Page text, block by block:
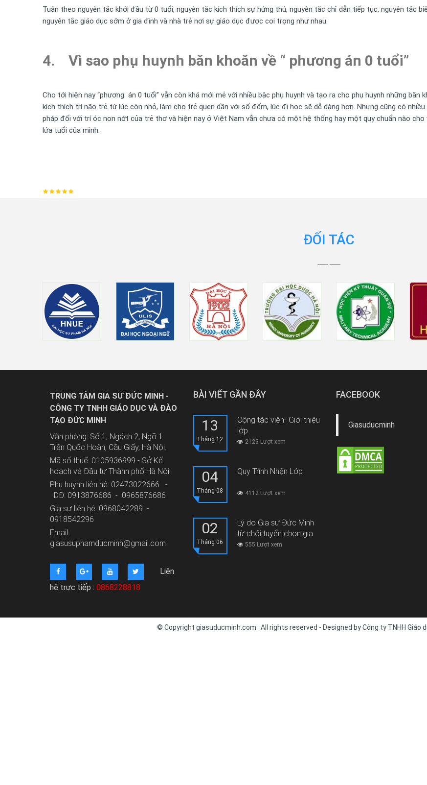
Tuân theo nguyên tắc khởi đầu từ 0 tuổi, nguyên tắc kích thích sự hứng thú, nguyên tắc chỉ dẫn tiếp tục, nguyên tắc
nguyên tắc giáo dục sớm ở gia đình và nhà trẻ nơi sự giáo dục được coi trọng như nhau.
4. Vì sao phụ huynh băn khoăn về “ phương án 0 tuổi”
Cho tới hiện nay “phương án 0 tuổi” vẫn còn khá mới mẻ với nhiều bậc phụ huynh và tạo ra cho phụ huynh những
kích thích trí não trẻ từ lúc còn nhỏ, làm cho trẻ quen dần với số đếm, lúc đi học sẽ dễ dàng hơn. Nhưng cũng có
pháp đối với trí óc non nớt của trẻ thơ và hiện nay ở Việt Nam vẫn chưa có một hệ thống hay một quy chuẩn nào
lứa tuổi của mình.
ĐỐI TÁC
TRUNG TÂM GIA SƯ ĐỨC MINH -
CÔNG TY TNHH GIÁO DỤC VÀ ĐÀO
TẠO ĐỨC MINH
Văn phòng: Số 1, Ngách 2, Ngõ 1
Trần Quốc Hoàn, Cầu Giấy, Hà Nội.
Mã số thuế: 0105936999 - Sở Kế
hoạch và Đầu tư Thành phố Hà Nội
Phụ huynh liên hệ: 02473022666 -
DĐ: 0913876686 - 0965876686
Gia sư liên hệ: 0968042289 -
0918542296
Email:
giasusuphamducminh@gmail.com
Liên
hệ trực tiếp : 0868228818
BÀI VIẾT GẦN ĐÂY
13
Tháng 12
Cộng tác viên- Giới thiệu
lớp
2123 Lượt xem
04
Tháng 08
Quy Trình Nhận Lớp
4112 Lượt xem
02
Tháng 06
Lý do Gia sư Đức Minh
từ chối tuyển chọn gia
sư thi hộ, gian lận thi cử
555 Lượt xem
FACEBOOK
Giasuducminh
© Copyright giasuducminh.com. All rights reserved - Designed by Công ty TNHH Giáo